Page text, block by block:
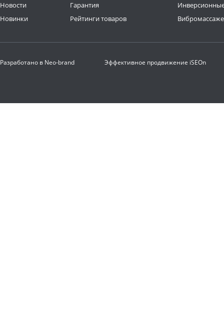
Новости
Новинки
Гарантия
Рейтинги товаров
Разработано в Neo-brand Эффективное продвижение iSEOn